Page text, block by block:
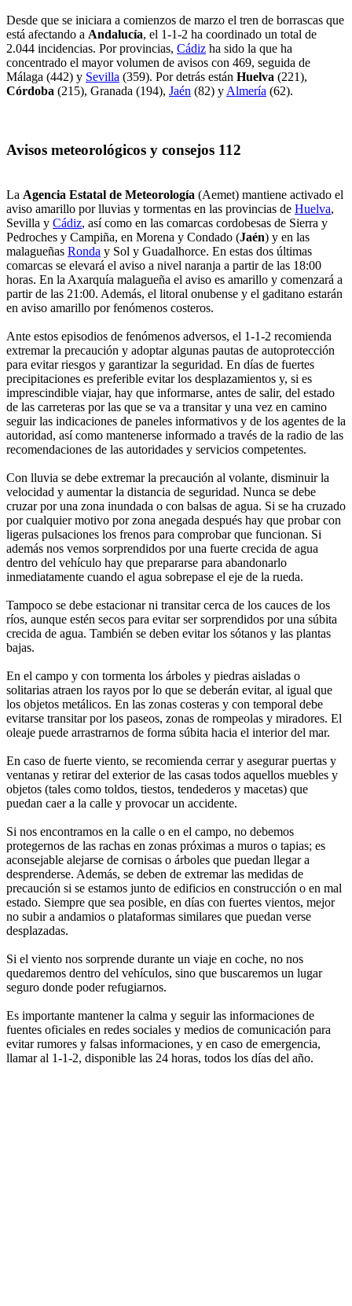
Desde que se iniciara a comienzos de marzo el tren de borrascas que
está afectando a Andalucía, el 1-1-2 ha coordinado un total de
2.044 incidencias. Por provincias, Cádiz ha sido la que ha
concentrado el mayor volumen de avisos con 469, seguida de
Málaga (442) y Sevilla (359). Por detrás están Huelva (221),
Córdoba (215), Granada (194), Jaén (82) y Almería (62).
Avisos meteorológicos y consejos 112
La Agencia Estatal de Meteorología (Aemet) mantiene activado el
aviso amarillo por lluvias y tormentas en las provincias de Huelva,
Sevilla y Cádiz, así como en las comarcas cordobesas de Sierra y
Pedroches y Campiña, en Morena y Condado (Jaén) y en las
malagueñas Ronda y Sol y Guadalhorce. En estas dos últimas
comarcas se elevará el aviso a nivel naranja a partir de las 18:00
horas. En la Axarquía malagueña el aviso es amarillo y comenzará a
partir de las 21:00. Además, el litoral onubense y el gaditano estarán
en aviso amarillo por fenómenos costeros.
Ante estos episodios de fenómenos adversos, el 1-1-2 recomienda
extremar la precaución y adoptar algunas pautas de autoprotección
para evitar riesgos y garantizar la seguridad. En días de fuertes
precipitaciones es preferible evitar los desplazamientos y, si es
imprescindible viajar, hay que informarse, antes de salir, del estado
de las carreteras por las que se va a transitar y una vez en camino
seguir las indicaciones de paneles informativos y de los agentes de la
autoridad, así como mantenerse informado a través de la radio de las
recomendaciones de las autoridades y servicios competentes.
Con lluvia se debe extremar la precaución al volante, disminuir la
velocidad y aumentar la distancia de seguridad. Nunca se debe
cruzar por una zona inundada o con balsas de agua. Si se ha cruzado
por cualquier motivo por zona anegada después hay que probar con
ligeras pulsaciones los frenos para comprobar que funcionan. Si
además nos vemos sorprendidos por una fuerte crecida de agua
dentro del vehículo hay que prepararse para abandonarlo
inmediatamente cuando el agua sobrepase el eje de la rueda.
Tampoco se debe estacionar ni transitar cerca de los cauces de los
ríos, aunque estén secos para evitar ser sorprendidos por una súbita
crecida de agua. También se deben evitar los sótanos y las plantas
bajas.
En el campo y con tormenta los árboles y piedras aisladas o
solitarias atraen los rayos por lo que se deberán evitar, al igual que
los objetos metálicos. En las zonas costeras y con temporal debe
evitarse transitar por los paseos, zonas de rompeolas y miradores. El
oleaje puede arrastrarnos de forma súbita hacia el interior del mar.
En caso de fuerte viento, se recomienda cerrar y asegurar puertas y
ventanas y retirar del exterior de las casas todos aquellos muebles y
objetos (tales como toldos, tiestos, tendederos y macetas) que
puedan caer a la calle y provocar un accidente.
Si nos encontramos en la calle o en el campo, no debemos
protegernos de las rachas en zonas próximas a muros o tapias; es
aconsejable alejarse de cornisas o árboles que puedan llegar a
desprenderse. Además, se deben de extremar las medidas de
precaución si se estamos junto de edificios en construcción o en mal
estado. Siempre que sea posible, en días con fuertes vientos, mejor
no subir a andamios o plataformas similares que puedan verse
desplazadas.
Si el viento nos sorprende durante un viaje en coche, no nos
quedaremos dentro del vehículos, sino que buscaremos un lugar
seguro donde poder refugiarnos.
Es importante mantener la calma y seguir las informaciones de
fuentes oficiales en redes sociales y medios de comunicación para
evitar rumores y falsas informaciones, y en caso de emergencia,
llamar al 1-1-2, disponible las 24 horas, todos los días del año.